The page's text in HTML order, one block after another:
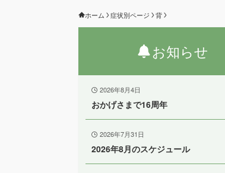
ホーム 症状別ページ 背
お知らせ
2026年8月4日
おかげさまで16周年
2026年7月31日
2026年8月のスケジュール